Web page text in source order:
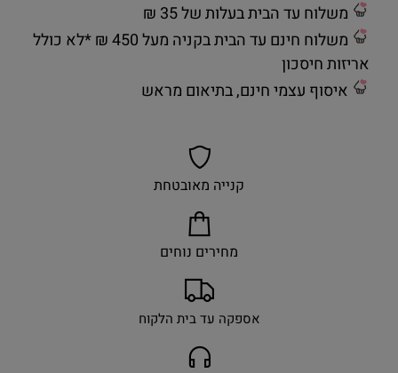
משלוח עד הבית בעלות של 35 ₪
משלוח חינם עד הבית בקניה מעל 450 ₪ *לא כולל
אריזות חיסכון
איסוף עצמי חינם, בתיאום מראש
קנייה מאובטחת
מחירים נוחים
אספקה עד בית הלקוח